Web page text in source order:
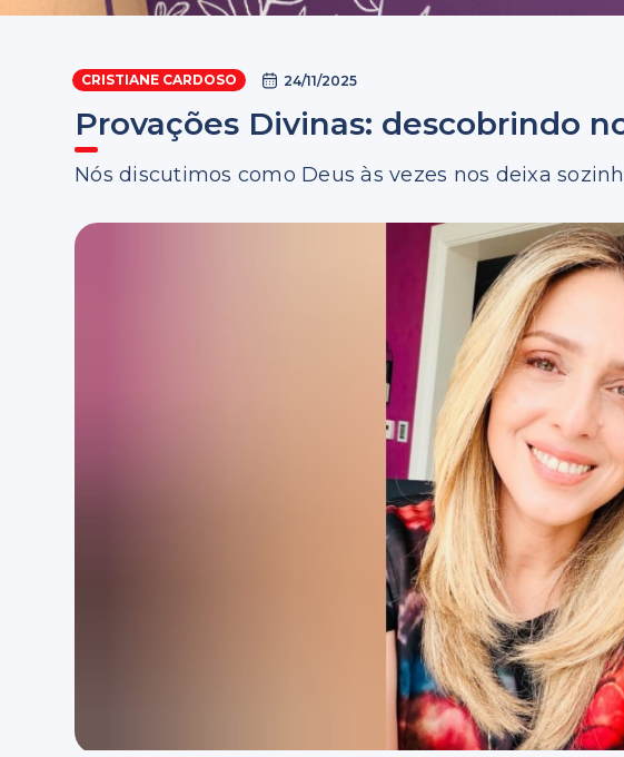
CRISTIANE CARDOSO 24/11/2025
Provações Divinas: descobrindo
Nós discutimos como Deus às vezes nos deixa